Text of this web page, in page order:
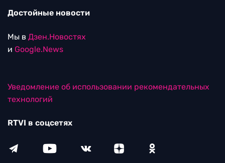
Достойные новости
Мы в Дзен.Новостях
и Google.News
Уведомление об использовании рекомендательных
технологий
RTVI в соцсетях